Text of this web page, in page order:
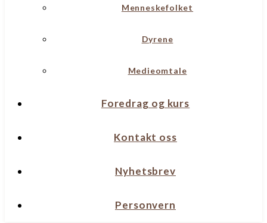
Menneskefolket
Dyrene
Medieomtale
Foredrag og kurs
Kontakt oss
Nyhetsbrev
Personvern